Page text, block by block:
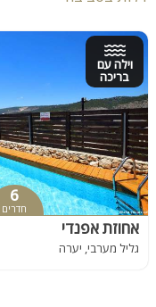
וילה עם
בריכה
6
חדרים
אחוזת אפנדי
גליל מערבי, יערה